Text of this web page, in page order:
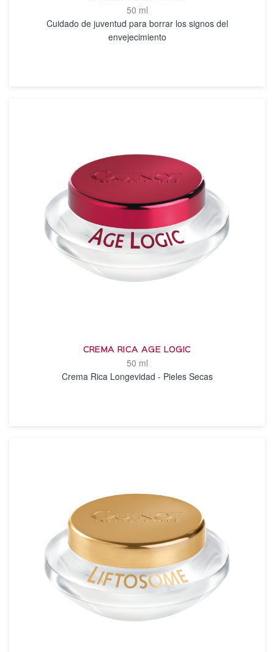
50 ml
Cuidado de juventud para borrar los signos del
envejecimiento
CREMA RICA AGE LOGIC
50 ml
Crema Rica Longevidad - Pieles Secas